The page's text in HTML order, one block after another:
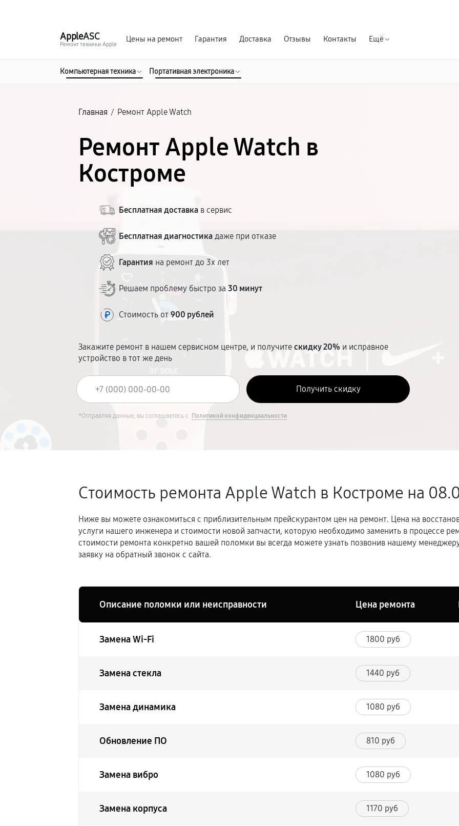
AppleASC
Ремонт техники Apple
Цены на ремонт Гарантия Доставка Отзывы Контакты Ещё
Компьютерная техника Портативная электроника
Главная / Ремонт Apple Watch
Ремонт Apple Watch в
Костроме
Бесплатная доставка в сервис
Бесплатная диагностика даже при отказе
Гарантия на ремонт до 3х лет
Решаем проблему быстро за30 минут
Стоимость от900 рублей
Закажите ремонт в нашем сервисном центре, и получитескидку 20% и исправное
устройство в тот же день
*Отправляя данные, вы соглашаетесь с Политикой конфиденциальности
Стоимость ремонта Apple Watch в Костроме на
Ниже вы можете ознакомиться с приблизительным прейскурантом цен на ремонт. Цена на
услуги нашего инженера и стоимости новой запчасти, которую необходимо заменить в процессе
стоимости ремонта конкретно вашей поломки вы всегда можете узнать позвонив нашему
заявку на обратный звонок с сайта.
Описание поломки или неисправности Цена ремонта
Замена Wi-Fi 1800 руб
Замена стекла 1440 руб
Замена динамика 1080 руб
Обновление ПО 810 руб
Замена вибро 1080 руб
Замена корпуса 1170 руб